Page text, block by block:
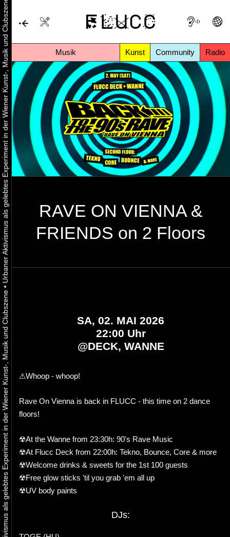
Musik Kunst Community Radio
Urbaner Aktivismus als gelebtes Experiment in der Wiener Kunst-, Musik und Clubszene
•
Urbaner Aktivismus als gelebtes Experiment in der Wiener Kunst-, Musik und Clubszene
RAVE ON VIENNA &
FRIENDS on 2 Floors
SA, 02. MAI 2026
22:00 Uhr
@DECK, WANNE
⚠Whoop - whoop!
Rave On Vienna is back in FLUCC - this time on 2 dance
floors!
☢At the Wanne from 23:30h: 90's Rave Music
☢At Flucc Deck from 22:00h: Tekno, Bounce, Core & more
☢Welcome drinks & sweets for the 1st 100 guests
☢Free glow sticks 'til you grab 'em all up
☢UV body paints
DJs: